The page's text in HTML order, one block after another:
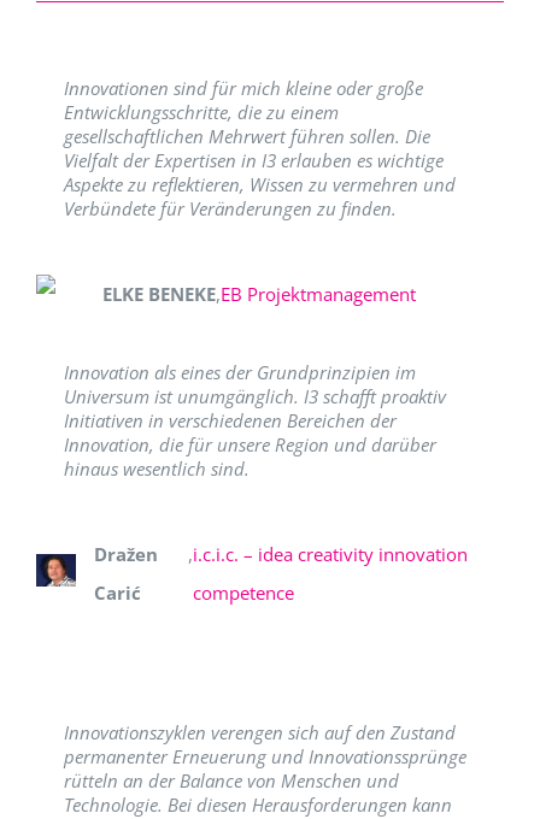
Innovationen sind für mich kleine oder große
Entwicklungsschritte, die zu einem
gesellschaftlichen Mehrwert führen sollen. Die
Vielfalt der Expertisen in I3 erlauben es wichtige
Aspekte zu reflektieren, Wissen zu vermehren und
Verbündete für Veränderungen zu finden.
ELKE BENEKE,EB Projektmanagement
Innovation als eines der Grundprinzipien im
Universum ist unumgänglich. I3 schafft proaktiv
Initiativen in verschiedenen Bereichen der
Innovation, die für unsere Region und darüber
hinaus wesentlich sind.
Dražen
Carić
,i.c.i.c. – idea creativity innovation
competence
Innovationszyklen verengen sich auf den Zustand
permanenter Erneuerung und Innovationssprünge
rütteln an der Balance von Menschen und
Technologie. Bei diesen Herausforderungen kann